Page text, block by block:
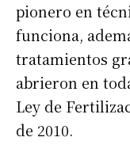
pionero en
funciona,
tratamientos
abrieron en
Ley de
de 2010.